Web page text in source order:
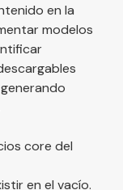
en la
modelos
core del
en el vacío.